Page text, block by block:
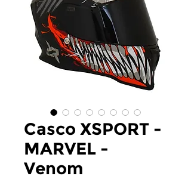
Casco XSPORT -
MARVEL -
Venom